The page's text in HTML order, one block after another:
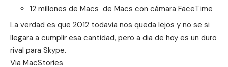
12 millones de Macs de Macs con cámara FaceTime
La verdad es que 2012 todavia nos queda lejos y no se si
llegara a cumplir esa cantidad, pero a dia de hoy es un duro
rival para Skype.
Via MacStories